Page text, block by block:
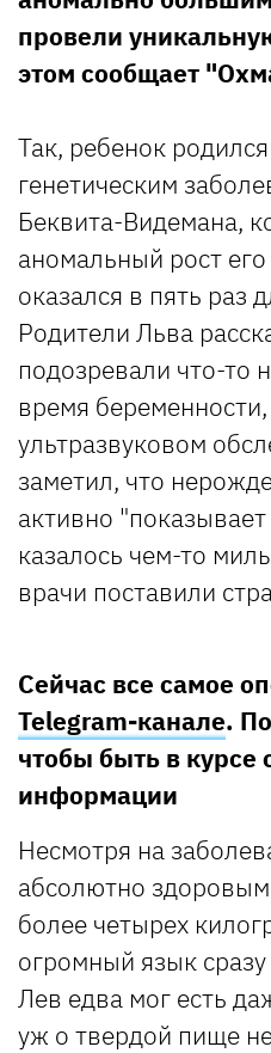
провели
этом сообщает
Так, ребенок
генетическим
Беквита-Видемана,
аномальный рост
оказался в пять раз
Родители Льва
подозревали что-то
время
ультразвуковом
заметил, что
активно
казалось чем-то
врачи поставили
Сейчас все самое
Telegram-канале.
чтобы быть в
информации
Несмотря на
абсолютно
более четырех
огромный язык
Лев едва мог есть
уж о твердой пище